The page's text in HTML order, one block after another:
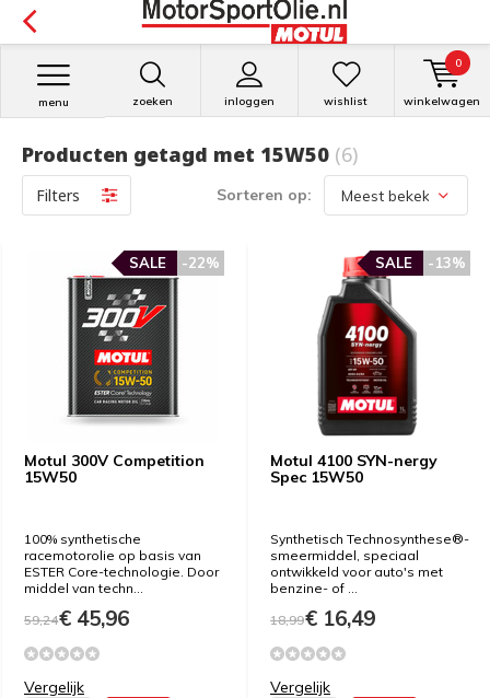
zoeken inloggen
menu wishlist winkelwagen
0
Producten getagd met 15W50 (6)
Filters Sorteren op:
Motul 300V Competition
15W50
-22%
SALE
100% synthetische
racemotorolie op basis van
ESTER Core-technologie. Door
middel van techn...
59,24€ 45,96
Vergelijk
Motul 4100 SYN-nergy
Spec 15W50
-13%
SALE
Synthetisch Technosynthese®-
smeermiddel, speciaal
ontwikkeld voor auto's met
benzine- of ...
18,99€ 16,49
Vergelijk